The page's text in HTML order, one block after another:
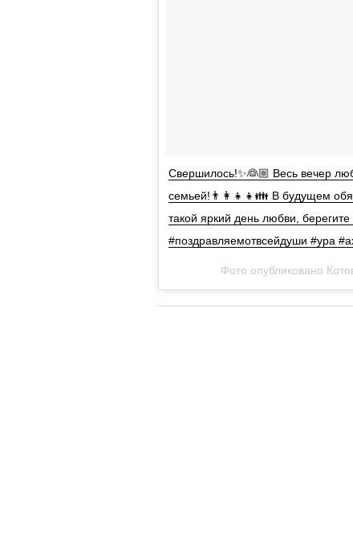
Свершилось!✨👰🏼 Весь вечер
семьей!👨‍👩‍👧‍👧👪 В будущем
такой яркий день любви,
#поздравляемотвсейдуши #ура
Фото опубликовано